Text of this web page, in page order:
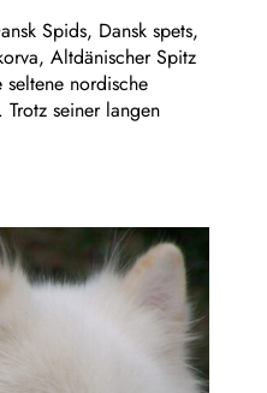
Spids, Dansk spets,
Altdänischer Spitz
nordische
Trotz seiner langen